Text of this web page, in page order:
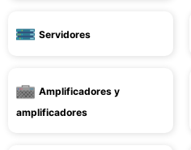
Servidores
Amplificadores y
amplificadores